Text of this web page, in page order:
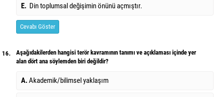
E. Din toplumsal değişimin önünü açmıştır.
Cevabı Göster
16.
Aşağıdakilerden hangisi terör kavramının tanımı ve açıklaması içinde yer
alan dört ana söylemden biri değildir?
A.Akademik/bilimsel yaklaşım